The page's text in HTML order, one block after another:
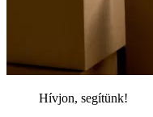
Hívjon, segítünk!